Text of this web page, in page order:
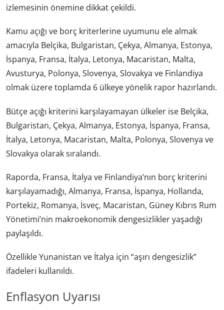
izlemesinin önemine dikkat çekildi.
Kamu açığı ve borç kriterlerine uyumunu ele almak
amacıyla Belçika, Bulgaristan, Çekya, Almanya, Estonya,
İspanya, Fransa, İtalya, Letonya, Macaristan, Malta,
Avusturya, Polonya, Slovenya, Slovakya ve Finlandiya
olmak üzere toplamda 6 ülkeye yönelik rapor hazırlandı.
Bütçe açığı kriterini karşılayamayan ülkeler ise Belçika,
Bulgaristan, Çekya, Almanya, Estonya, İspanya, Fransa,
İtalya, Letonya, Macaristan, Malta, Polonya, Slovenya ve
Slovakya olarak sıralandı.
Raporda, Fransa, İtalya ve Finlandiya’nın borç kriterini
karşılayamadığı, Almanya, Fransa, İspanya, Hollanda,
Portekiz, Romanya, İsveç, Macaristan, Güney Kıbrıs Rum
Yönetimi’nin makroekonomik dengesizlikler yaşadığı
paylaşıldı.
Özellikle Yunanistan ve İtalya için “aşırı dengesizlik”
ifadeleri kullanıldı.
Enflasyon Uyarısı